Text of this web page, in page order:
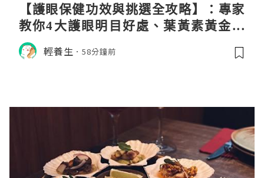
【護眼保健功效與挑選全攻略】：專家
教你4大護眼明目好處、葉黃素黃金比
例與挑選秘訣
輕養生 58分鐘前